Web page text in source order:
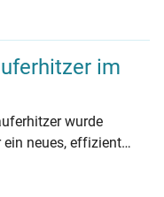
im
wurde
neues, effizientes
einem Zuschuss